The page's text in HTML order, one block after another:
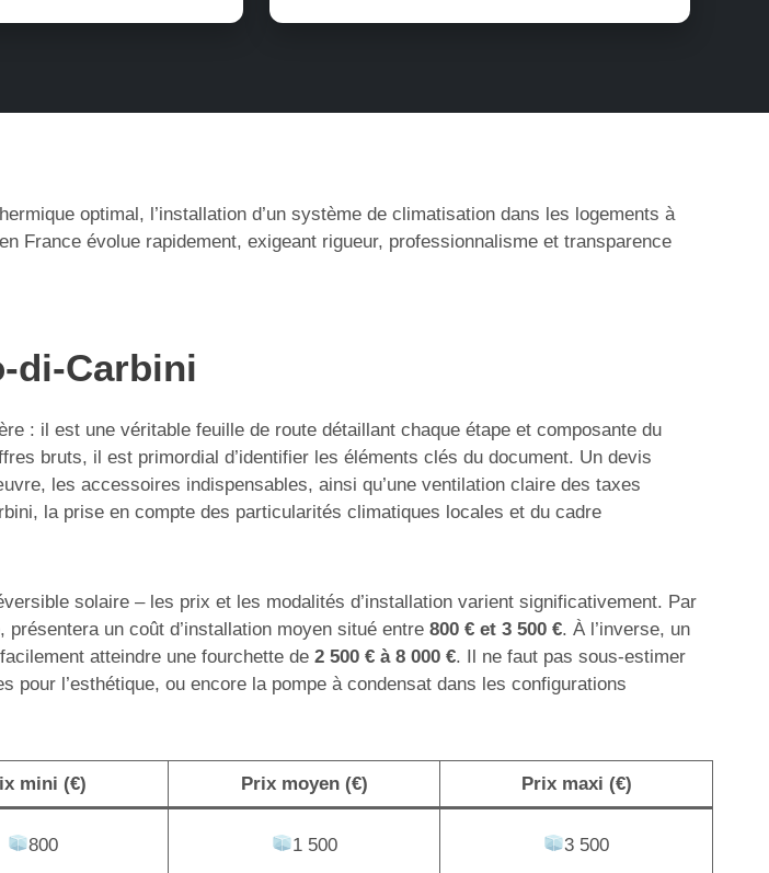
optimal, l’installation d’un système de climatisation dans les logements à
France évolue rapidement, exigeant rigueur, professionnalisme et transparence
di-Carbini
: il est une véritable feuille de route détaillant chaque étape et composante du
bruts, il est primordial d’identifier les éléments clés du document. Un devis
les accessoires indispensables, ainsi qu’une ventilation claire des taxes
la prise en compte des particularités climatiques locales et du cadre
solaire – les prix et les modalités d’installation varient significativement. Par
un coût d’installation moyen situé entre 800 € et 3 500 €. À l’inverse, un
atteindre une fourchette de 2 500 € à 8 000 €. Il ne faut pas sous-estimer
l’esthétique, ou encore la pompe à condensat dans les configurations
mini (€) Prix moyen (€) Prix maxi (€)
800 1 500 3 500